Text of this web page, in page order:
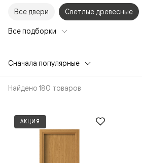
Все двери Светлые древесные
Все подборки
Сначала популярные
Найдено 180 товаров
АКЦИЯ